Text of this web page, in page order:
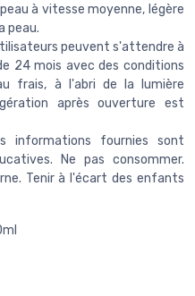
à vitesse moyenne, légère
peau.
peuvent s'attendre à
24 mois avec des conditions
frais, à l'abri de la lumière
après ouverture est
informations fournies sont
Ne pas consommer.
Tenir à l'écart des enfants